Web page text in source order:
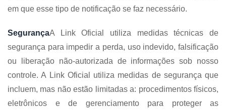
em que esse tipo de notificação se faz necessário.
SegurançaA Link Oficial utiliza medidas técnicas de
segurança para impedir a perda, uso indevido, falsificação
ou liberação não-autorizada de informações sob nosso
controle. A Link Oficial utiliza medidas de segurança que
incluem, mas não estão limitadas a: procedimentos físicos,
eletrônicos e de gerenciamento para proteger as